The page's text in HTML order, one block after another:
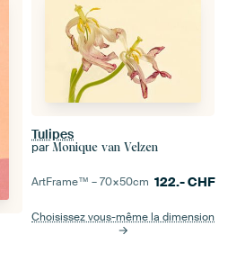
Tulipes
par Monique van Velzen
ArtFrame™ –70×50cm 122.-CHF
Choisissez vous-même la dimension